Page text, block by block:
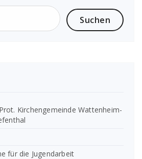
Kirchengemeinde Wattenheim-
für die Jugendarbeit